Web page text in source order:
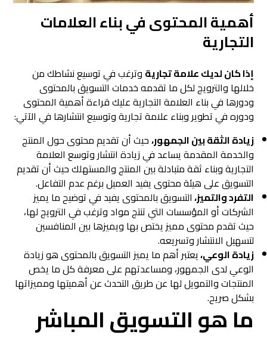
أهمية المحتوى في بناء العلامات
التجارية
إذا كان لديك علامة تجارية وترغب في توسيع نشاطك من
خلالها والترويج لكل ما تقدمه خدمات التسويق بالمحتوى
ودورها في بناء العلامة التجارية عليك قراءة أهمية المحتوى
ودوره في تطوير وبناء علامة تجارية وتوسيع انتشارها في الآتي:
زيادة الثقة بين الجمهور،حيث أن تقديم محتوى حول المنتج
والخدمة المقدمة يساعد في زيادة انتشار وتوسع العلامة
التجارية وبناء ثقة متبادلة بين المنتج والمستهلك حيث أن تقديم
التسويق على هيئة محتوى يفيد العميل برغم عدم التفاعل.
التفرد والتميز،التسويق بالمحتوى يفيد في توضيح ما يميز
الشركات أو المؤسسات التي تنتج مواد وترغب في الترويج لها،
حيث تقدم محتوى مميز يختص بها ويميزها بين المنافسين
لتسهيل الانتشار وتسريعه.
زيادة الوعي،يعتبر أهم ما يميز التسويق بالمحتوى هو زيادة
الوعي لدى الجمهور، ومساعدتهم على معرفة كل ما يخص
المنتجات والتمويل لها عن طريق التحدث عن أهميتها ومميزاتها
بشكل صريح.
ما هو التسويق المباشر